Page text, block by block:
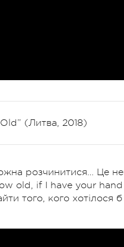
(Литва, 2018)
розчинитися… Це
old, if I have your
того, кого хотілося